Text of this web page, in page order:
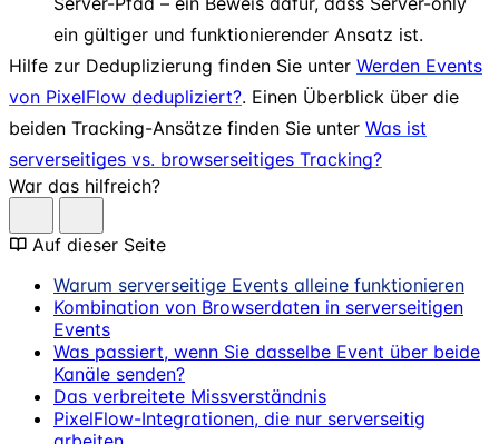
ein gültiger und funktionierender Ansatz ist.
Hilfe zur Deduplizierung finden Sie unter Werden Events
von PixelFlow dedupliziert?. Einen Überblick über die
beiden Tracking-Ansätze finden Sie unter Was ist
serverseitiges vs. browserseitiges Tracking?
War das hilfreich?
Auf dieser Seite
Warum serverseitige Events alleine funktionieren
Kombination von Browserdaten in serverseitigen
Events
Was passiert, wenn Sie dasselbe Event über beide
Kanäle senden?
Das verbreitete Missverständnis
PixelFlow-Integrationen, die nur serverseitig